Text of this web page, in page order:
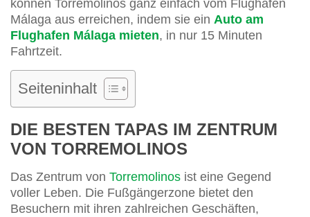
können Torremolinos ganz einfach vom Flughafen
Málaga aus erreichen, indem sie ein Auto am
Flughafen Málaga mieten, in nur 15 Minuten
Fahrtzeit.
Seiteninhalt
DIE BESTEN TAPAS IM ZENTRUM
VON TORREMOLINOS
Das Zentrum von Torremolinos ist eine Gegend
voller Leben. Die Fußgängerzone bietet den
Besuchern mit ihren zahlreichen Geschäften,